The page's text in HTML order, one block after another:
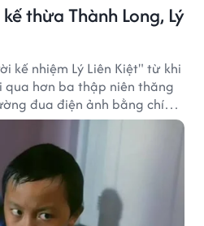
thừa Thành Long, Lý
kế nhiệm Lý Liên Kiệt" từ khi
qua hơn ba thập niên thăng
đua điện ảnh bằng chính